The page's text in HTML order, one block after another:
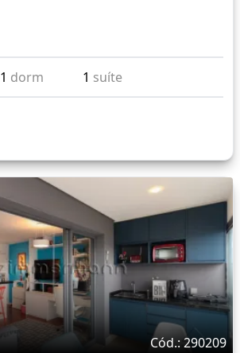
1 dorm 1 suíte
Cód.: 290209